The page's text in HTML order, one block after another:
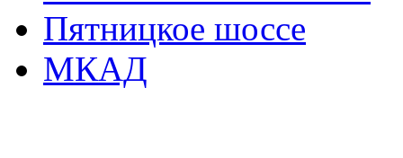
Пятницкое шоссе
МКАД